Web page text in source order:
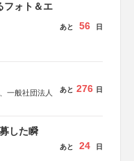
フォト＆エ
あと 56 日
一般社団法人
社、光文社、
ちいさいミシ
葉社、文藝春
あと 276 日
した瞬
あと 24 日